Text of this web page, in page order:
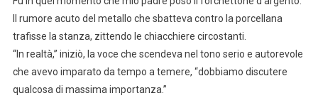
Il rumore acuto del metallo che sbatteva contro la porcellana
trafisse la stanza, zittendo le chiacchiere circostanti.
“In realtà,” iniziò, la voce che scendeva nel tono serio e autorevole
che avevo imparato da tempo a temere, “dobbiamo discutere
qualcosa di massima importanza.”